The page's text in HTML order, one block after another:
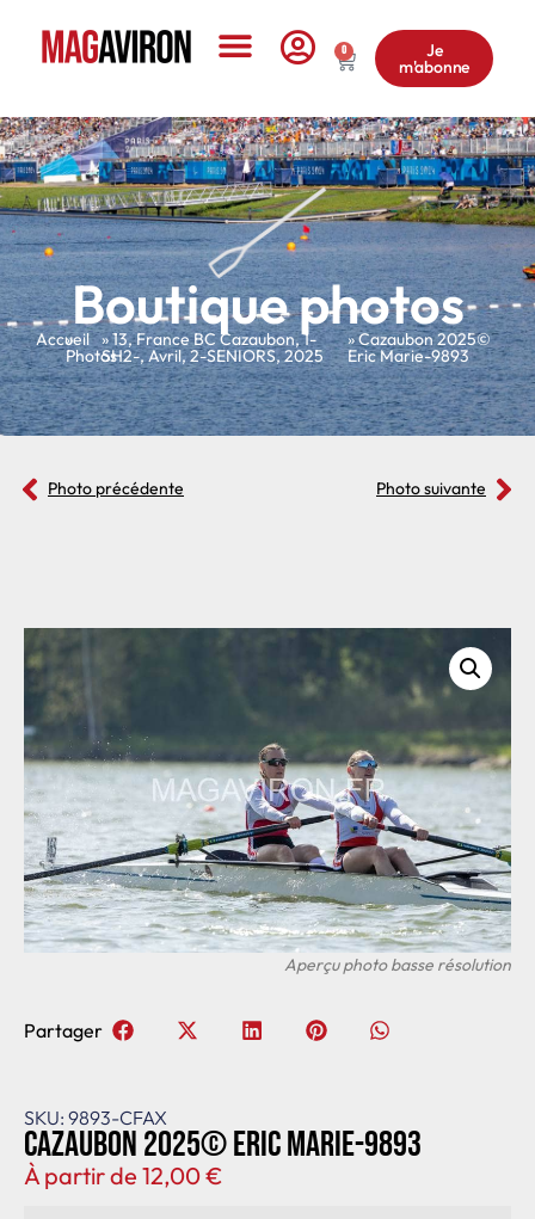
0 Je
m'abonne
Boutique photos
Accueil
»
Photos
»13,France BC Cazaubon,1-
SH2-,Avril,2-SENIORS,2025
» Cazaubon 2025©
Eric Marie-9893
Photo précédente Photo suivante
SKU: 9893-CFAX
Cazaubon 2025© Eric Marie-9893
À partir de 12,00€
Partager